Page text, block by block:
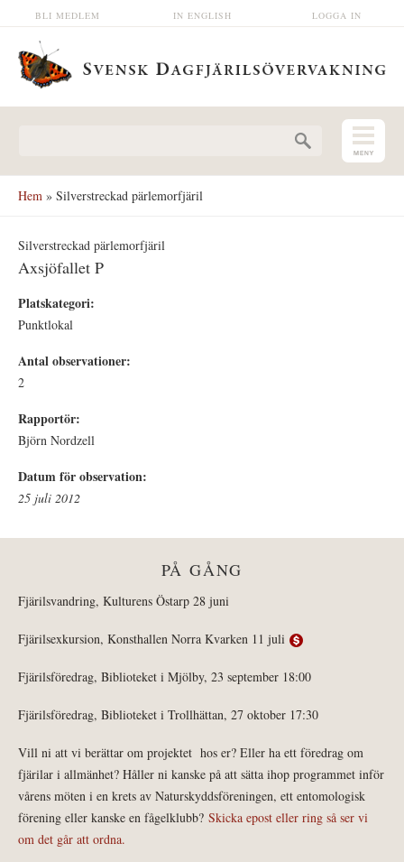
Hoppa till huvudinnehåll LOGGA IN
IN ENGLISH
BLI MEDLEM
Hem » Silverstreckad pärlemorfjäril
Silverstreckad pärlemorfjäril
Axsjöfallet P
Platskategori:
Punktlokal
Antal observationer:
2
Rapportör:
Björn Nordzell
Datum för observation:
25 juli 2012
PÅ GÅNG
Fjärilsvandring, Kulturens Östarp 28 juni
Fjärilsexkursion, Konsthallen Norra Kvarken 11 juli
Fjärilsföredrag, Biblioteket i Mjölby, 23 september 18:00
Fjärilsföredrag, Biblioteket i Trollhättan, 27 oktober 17:30
Vill ni att vi berättar om projektet hos er? Eller ha ett föredrag om
fjärilar i allmänhet? Håller ni kanske på att sätta ihop programmet inför
vårens möten i en krets av Naturskyddsföreningen, ett entomologisk
förening eller kanske en fågelklubb? Skicka epost eller ring så ser vi
om det går att ordna.